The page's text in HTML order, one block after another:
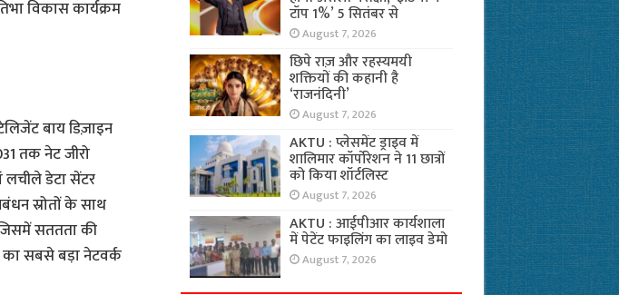
विकास कार्यक्रम
बाय डिज़ाइन
तक नेट जीरो
लचीले डेटा सेंटर
स्रोतों के साथ
सततता की
सबसे बड़ा नेटवर्क
टॉप 1%’ 5 सितंबर से
August 7, 2026
छिपे राज़ और रहस्यमयी
शक्तियों की कहानी है
‘राजनंदिनी’
August 7, 2026
AKTU : प्लेसमेंट ड्राइव में
शालिमार कॉर्पोरेशन ने 11 छात्रों
को किया शॉर्टलिस्ट
August 7, 2026
AKTU : आईपीआर कार्यशाला
में पेटेंट फाइलिंग का लाइव डेमो
August 7, 2026